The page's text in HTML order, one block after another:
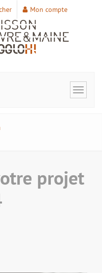
Mon compte
Toggle
projet